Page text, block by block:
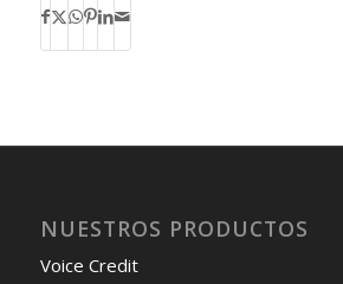
NUESTROS PRODUCTOS
Voice Credit